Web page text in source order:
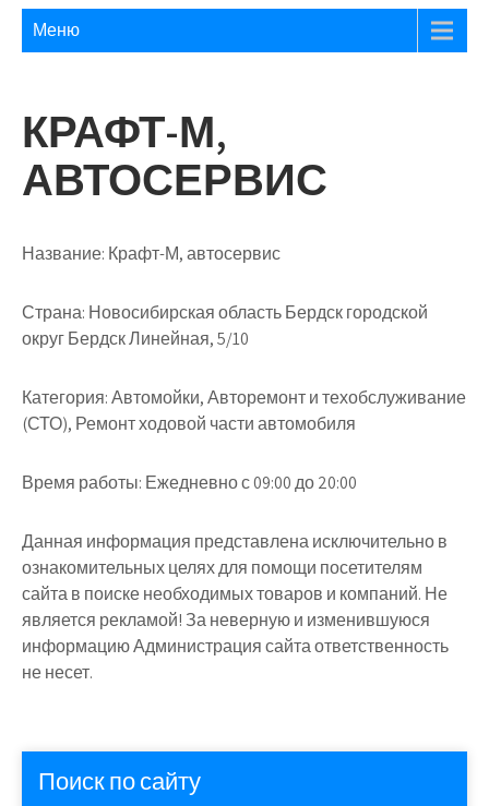
Меню
КРАФТ-М,
АВТОСЕРВИС
Название: Крафт-М, автосервис
Страна: Новосибирская область Бердск городской
округ Бердск Линейная, 5/10
Категория:Автомойки, Авторемонт и техобслуживание
(СТО), Ремонт ходовой части автомобиля
Время работы: Ежедневно с 09:00 до 20:00
Данная информация представлена исключительно в
ознакомительных целях для помощи посетителям
сайта в поиске необходимых товаров и компаний. Не
является рекламой! За неверную и изменившуюся
информацию Администрация сайта ответственность
не несет.
Поиск по сайту